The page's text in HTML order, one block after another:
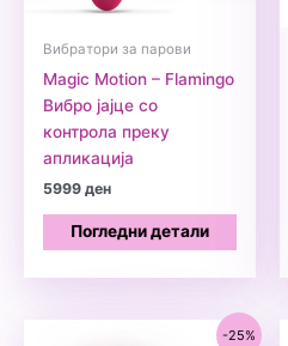
Вибратори за парови
Magic Motion – Flamingo
Вибро јајце со
контрола преку
апликација
5999ден
Погледни детали
-25%